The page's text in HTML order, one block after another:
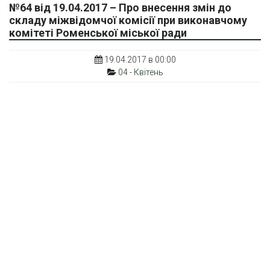
№64 від 19.04.2017 – Про внесення змін до
складу міжвідомчої комісії при виконавчому
комітеті Роменської міської ради
19.04.2017 в 00:00
04 - Квітень